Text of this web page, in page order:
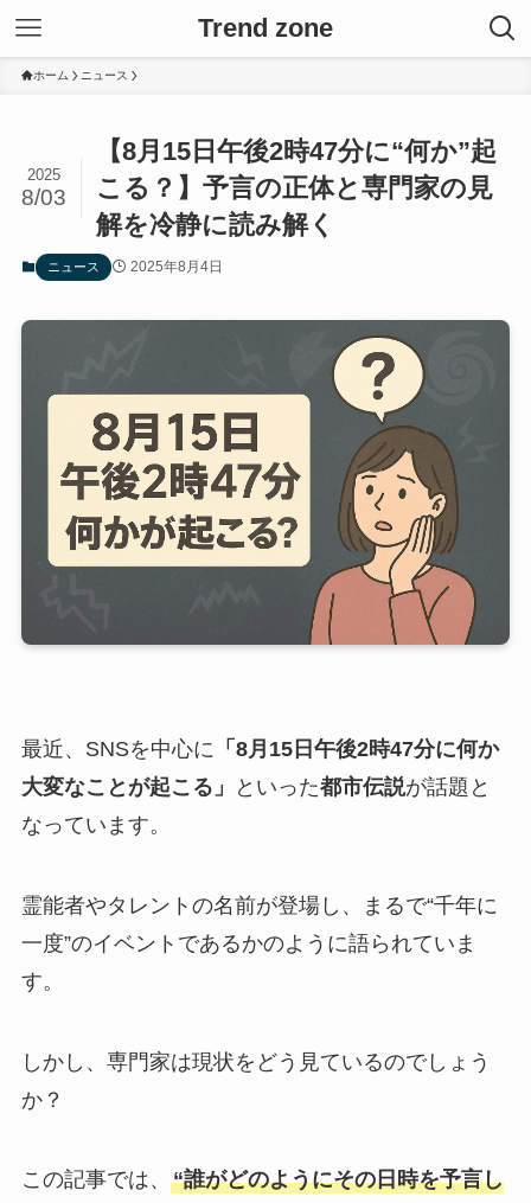
Trend zone
ホーム ニュース
【8月15日午後2時47分に“何か”起
こる？】予言の正体と専門家の見
解を冷静に読み解く
2025
8/03
ニュース 2025年8月4日
最近、SNSを中心に 「8月15日午後2時47分に何か
大変なことが起こる」
といった都市伝説が話題と
なっています。
霊能者やタレントの名前が登場し、まるで“千年に
一度”のイベントであるかのように語られていま
す。
しかし、専門家は現状をどう見ているのでしょう
か？
この記事では、 “誰がどのようにその日時を予言し